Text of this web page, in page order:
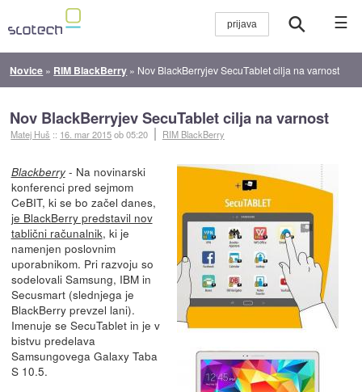
☰
Novice » RIM BlackBerry » Nov BlackBerryjev SecuTablet cilja na varnost
Nov BlackBerryjev SecuTablet cilja na varnost
Matej Huš :: 16. mar 2015ob 05:20 RIM BlackBerry
Blackberry- Na novinarski
konferenci pred sejmom
CeBIT, ki se bo začel danes,
je BlackBerry predstavil nov
tablični računalnik, ki je
namenjen poslovnim
uporabnikom. Pri razvoju so
sodelovali Samsung, IBM in
Secusmart (slednjega je
BlackBerry prevzel lani).
Imenuje se SecuTablet in je v
bistvu predelava
Samsungovega Galaxy Taba
S 10.5.